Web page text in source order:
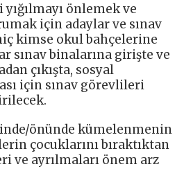
önlemek ve
için adaylar ve sınav
kimse okul bahçelerine
sınav binalarına girişte ve
çıkışta, sosyal
için sınav görevlileri
önünde kümelenmenin
çocuklarını bıraktıktan
ve ayrılmaları önem arz